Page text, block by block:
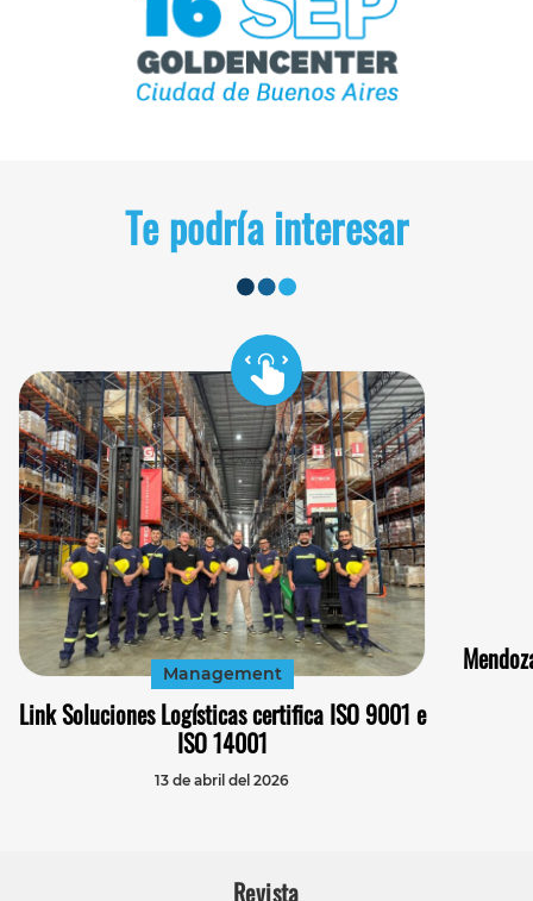
Te podría interesar
Management
Link Soluciones Logísticas certifica ISO 9001 e
ISO 14001
13 de abril del 2026
Revista